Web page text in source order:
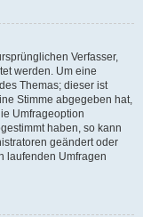
Verfasser,
werden. Um eine
Themas; dieser ist
Stimme abgegeben hat,
Umfrageoption
haben, so kann
geändert oder
laufenden Umfragen